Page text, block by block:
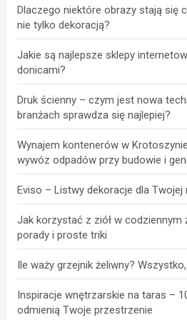
Dlaczego niektóre obrazy stają się
nie tylko dekoracją?
Jakie są najlepsze sklepy
donicami?
Druk ścienny – czym jest nowa
branżach sprawdza się najlepiej?
Wynajem kontenerów w
wywóz odpadów przy budowie i
Eviso – Listwy dekoracje dla
Jak korzystać z ziół w codziennym
porady i proste triki
Ile waży grzejnik żeliwny?
Inspiracje wnętrzarskie na taras –
odmienią Twoje przestrzenie